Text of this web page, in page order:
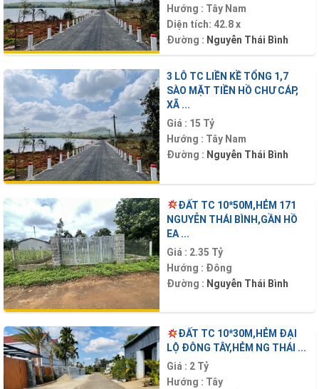
Hướng : Tây Nam
Diện tích: 42.8 x
Đường : Nguyễn Thái Bình
3 LÔ TC LIỀN KỀ TỔNG 1,7
SÀO MẶT TIỀN HỒ CHƯ CÁP,
XÃ ...
Giá : 15 Tỷ
Hướng : Tây Nam
Đường : Nguyễn Thái Bình
ĐẤT TC 10*50M,HẺM 171
NGUYỄN THÁI BÌNH,GẦN HỒ
EA ...
Giá : 2.35 Tỷ
Hướng : Đông
Đường : Nguyễn Thái Bình
ĐẤT TC 10*30M,HẺM ĐẠI
LỘ ĐÔNG TÂY,HẺM NG THÁI ...
Giá : 2 Tỷ
Hướng : Tây